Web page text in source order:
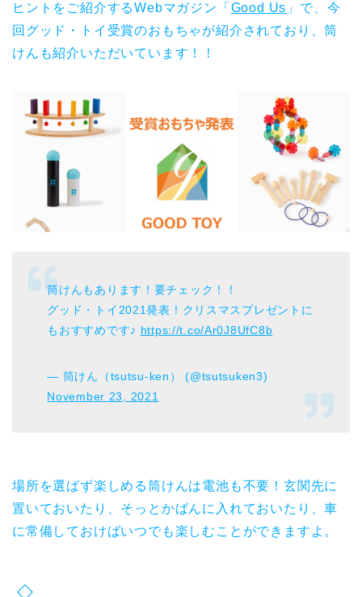
ヒントをご紹介するWebマガジン「 Good Us 」で、今
回グッド・トイ受賞のおもちゃが紹介されており、筒
けんも紹介いただいています！！
筒けんもあります！要チェック！！
グッド・トイ2021発表！クリスマスプレゼントに
もおすすめです♪ https://t.co/Ar0J8UfC8b
— 筒けん（tsutsu-ken） (@tsutsuken3)
November 23, 2021
場所を選ばず楽しめる筒けんは電池も不要！玄関先に
置いておいたり、そっとかばんに入れておいたり、車
に常備しておけばいつでも楽しむことができますよ。